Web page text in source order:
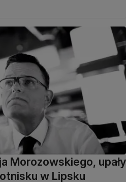
Morozowskiego, upały
w Lipsku